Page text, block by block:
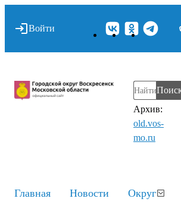
Войти
Архив:
old.vos-
mo.ru
Главная Новости Округ